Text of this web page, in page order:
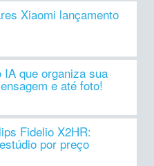
Xiaomi lançamento
IA que organiza sua
e até foto!
Fidelio X2HR:
por preço